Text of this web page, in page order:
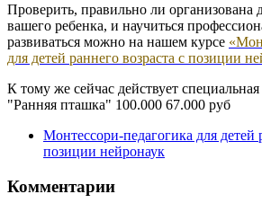
Проверить, правильно ли организована
вашего ребенка, и научиться
развиваться можно на нашем курсе
для детей раннего возраста с позиции
К тому же сейчас действует
"Ранняя пташка" 100.000 67.000 руб
Монтессори-педагогика для детей
позиции нейронаук
Комментарии